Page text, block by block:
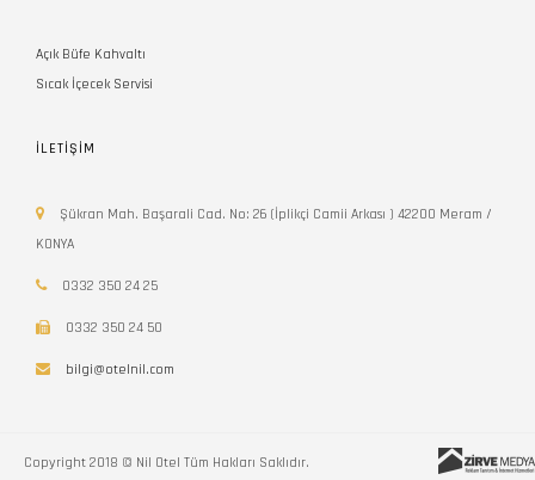
Açık Büfe Kahvaltı
Sıcak İçecek Servisi
İLETİŞİM
Şükran Mah. Başarali Cad. No: 26 (İplikçi Camii Arkası ) 42200 Meram /
KONYA
0332 350 24 25
0332 350 24 50
bilgi@otelnil.com
Copyright 2018 © Nil Otel Tüm Hakları Saklıdır.